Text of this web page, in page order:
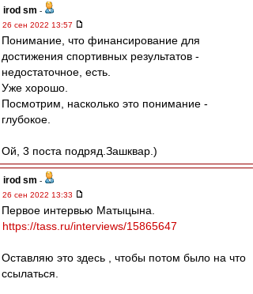
irod sm -
26 сен 2022 13:57
Понимание, что финансирование для
достижения спортивных результатов -
недостаточное, есть.
Уже хорошо.
Посмотрим, насколько это понимание -
глубокое.
Ой, 3 поста подряд.Зашквар.)
irod sm -
26 сен 2022 13:33
Первое интервью Матыцына.
https://tass.ru/interviews/15865647
Оставляю это здесь , чтобы потом было на что
ссылаться.